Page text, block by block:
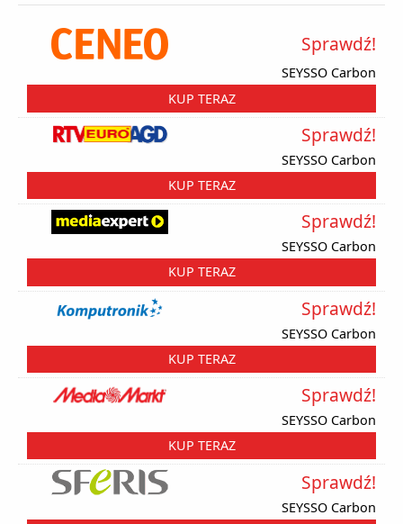
SEYSSO Carbon
Sprawdź!
KUP TERAZ
SEYSSO Carbon
Sprawdź!
KUP TERAZ
SEYSSO Carbon
Sprawdź!
KUP TERAZ
SEYSSO Carbon
Sprawdź!
KUP TERAZ
SEYSSO Carbon
Sprawdź!
KUP TERAZ
SEYSSO Carbon
Sprawdź!